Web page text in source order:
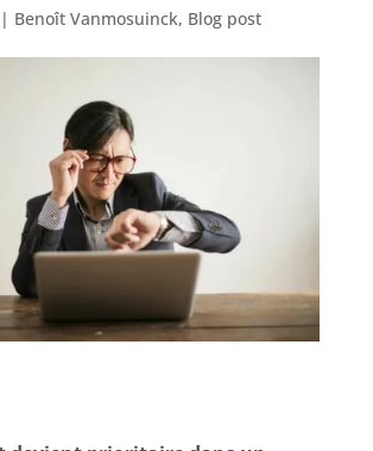
Benoît Vanmosuinck, Blog post